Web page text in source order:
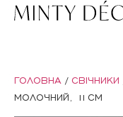
ГОЛОВНА / СВІЧНИКИ
МОЛОЧНИЙ, 11СМ